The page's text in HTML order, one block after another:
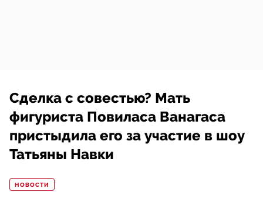
Сделка с совестью? Мать
фигуриста Повиласа Ванагаса
пристыдила его за участие в шоу
Татьяны Навки
НОВОСТИ